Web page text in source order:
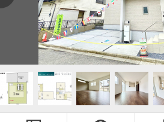
お知らせ
千葉本店 松戸支店 成田支店
神奈川支店
沖縄支店
現地販売会情報
千葉本店 松戸支店 成田支店 木